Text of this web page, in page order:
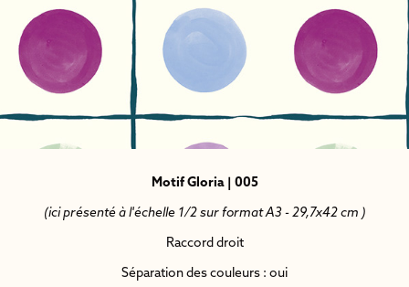
Motif Gloria | 005
(ici présenté à l'échelle 1/2 sur format A3 - 29,7x42 cm )
Raccord droit
Séparation des couleurs : oui